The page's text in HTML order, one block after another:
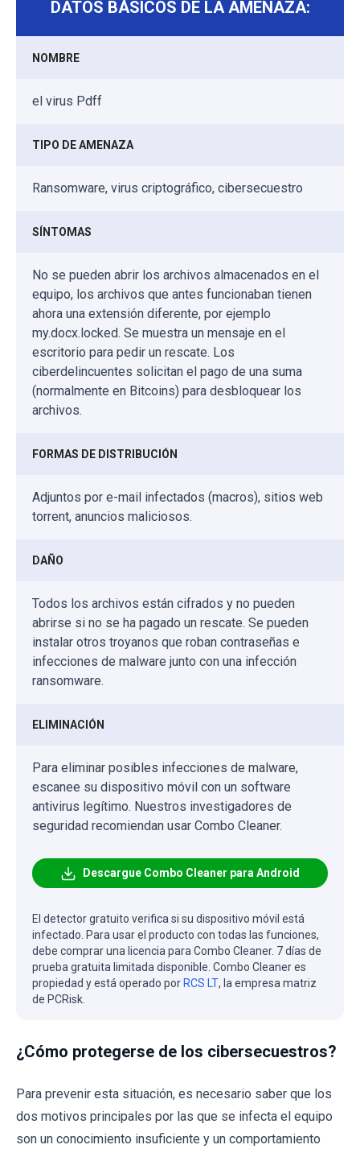
DATOS BÁSICOS DE LA AMENAZA:
NOMBRE
el virus Pdff
TIPO DE AMENAZA
Ransomware, virus criptográfico, cibersecuestro
SÍNTOMAS
No se pueden abrir los archivos almacenados en el
equipo, los archivos que antes funcionaban tienen
ahora una extensión diferente, por ejemplo
my.docx.locked. Se muestra un mensaje en el
escritorio para pedir un rescate. Los
ciberdelincuentes solicitan el pago de una suma
(normalmente en Bitcoins) para desbloquear los
archivos.
FORMAS DE DISTRIBUCIÓN
Adjuntos por e-mail infectados (macros), sitios web
torrent, anuncios maliciosos.
DAÑO
Todos los archivos están cifrados y no pueden
abrirse si no se ha pagado un rescate. Se pueden
instalar otros troyanos que roban contraseñas e
infecciones de malware junto con una infección
ransomware.
ELIMINACIÓN
Para eliminar posibles infecciones de malware,
escanee su dispositivo móvil con un software
antivirus legítimo. Nuestros investigadores de
seguridad recomiendan usar Combo Cleaner.
Descargue Combo Cleaner para Android
El detector gratuito verifica si su dispositivo móvil está
infectado. Para usar el producto con todas las funciones,
debe comprar una licencia para Combo Cleaner. 7 días de
prueba gratuita limitada disponible. Combo Cleaner es
propiedad y está operado por RCS LT, la empresa matriz
de PCRisk.
¿Cómo protegerse de los cibersecuestros?
Para prevenir esta situación, es necesario saber que los
dos motivos principales por las que se infecta el equipo
son un conocimiento insuficiente y un comportamiento